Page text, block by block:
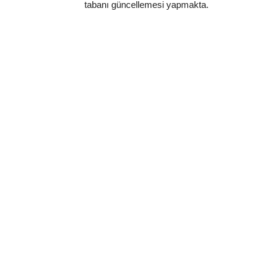
tabanı güncellemesi yapmakta.